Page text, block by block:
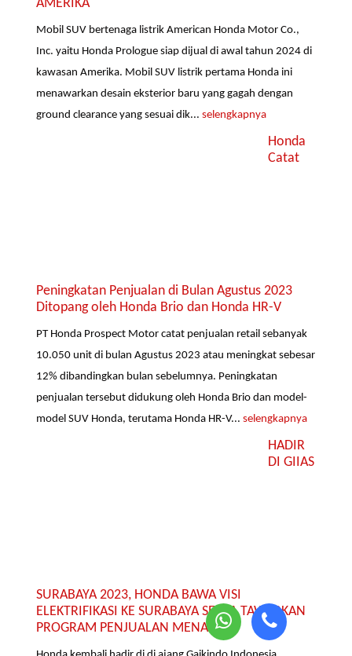
AMERIKA
Mobil SUV bertenaga listrik American Honda Motor Co.,
Inc. yaitu Honda Prologue siap dijual di awal tahun 2024 di
kawasan Amerika. Mobil SUV listrik pertama Honda ini
menawarkan desain eksterior baru yang gagah dengan
ground clearance yang sesuai dik...selengkapnya
Honda
Catat
Peningkatan Penjualan di Bulan Agustus 2023
Ditopang oleh Honda Brio dan Honda HR-V
PT Honda Prospect Motor catat penjualan retail sebanyak
10.050 unit di bulan Agustus 2023 atau meningkat sebesar
12% dibandingkan bulan sebelumnya. Peningkatan
penjualan tersebut didukung oleh Honda Brio dan model-
model SUV Honda, terutama Honda HR-V...selengkapnya
HADIR
DI GIIAS
SURABAYA 2023, HONDA BAWA VISI
ELEKTRIFIKASI KE SURABAYA SERTA TAWARKAN
PROGRAM PENJUALAN MENARIK